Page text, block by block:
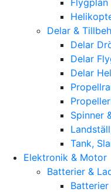
Delar &
Delar
Delar
Delar
Spinner
Tank,
Elektronik & Motor
Batterier &
Batterier